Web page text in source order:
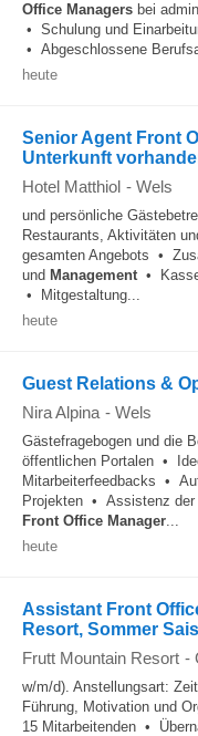
Office Managers bei
• Schulung und
• Abgeschlossene
heute
Senior Agent Front
Unterkunft
Hotel Matthiol - Wels
und persönliche
Restaurants, Aktivitäten
gesamten Angebots •
und Management•
• Mitgestaltung...
heute
Guest Relations &
Nira Alpina - Wels
Gästefragebogen und die
öffentlichen Portalen •
Mitarbeiterfeedbacks •
Projekten • Assistenz der
Front Office Manager...
heute
Assistant Front
Resort, Sommer
Frutt Mountain Resort -
w/m/d). Anstellungsart:
Führung, Motivation und
15 Mitarbeitenden •